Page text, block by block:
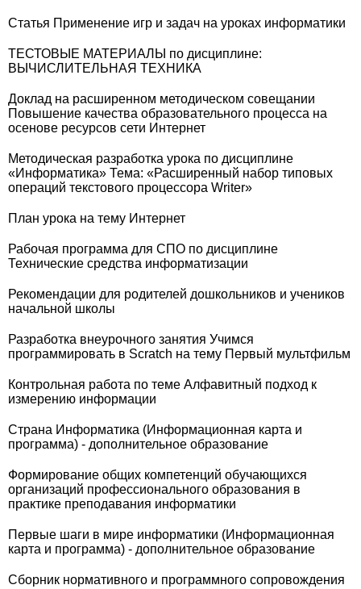
Статья Применение игр и задач на уроках информатики
ТЕСТОВЫЕ МАТЕРИАЛЫ по дисциплине:
ВЫЧИСЛИТЕЛЬНАЯ ТЕХНИКА
Доклад на расширенном методическом совещании
Повышение качества образовательного процесса на
осенове ресурсов сети Интернет
Методическая разработка урока по дисциплине
«Информатика» Тема: «Расширенный набор типовых
операций текстового процессора Writer»
План урока на тему Интернет
Рабочая программа для СПО по дисциплине
Технические средства информатизации
Рекомендации для родителей дошкольников и учеников
начальной школы
Разработка внеурочного занятия Учимся
программировать в Scratch на тему Первый мультфильм
Контрольная работа по теме Алфавитный подход к
измерению информации
Страна Информатика (Информационная карта и
программа) - дополнительное образование
Формирование общих компетенций обучающихся
организаций профессионального образования в
практике преподавания информатики
Первые шаги в мире информатики (Информационная
карта и программа) - дополнительное образование
Сборник нормативного и программного сопровождения